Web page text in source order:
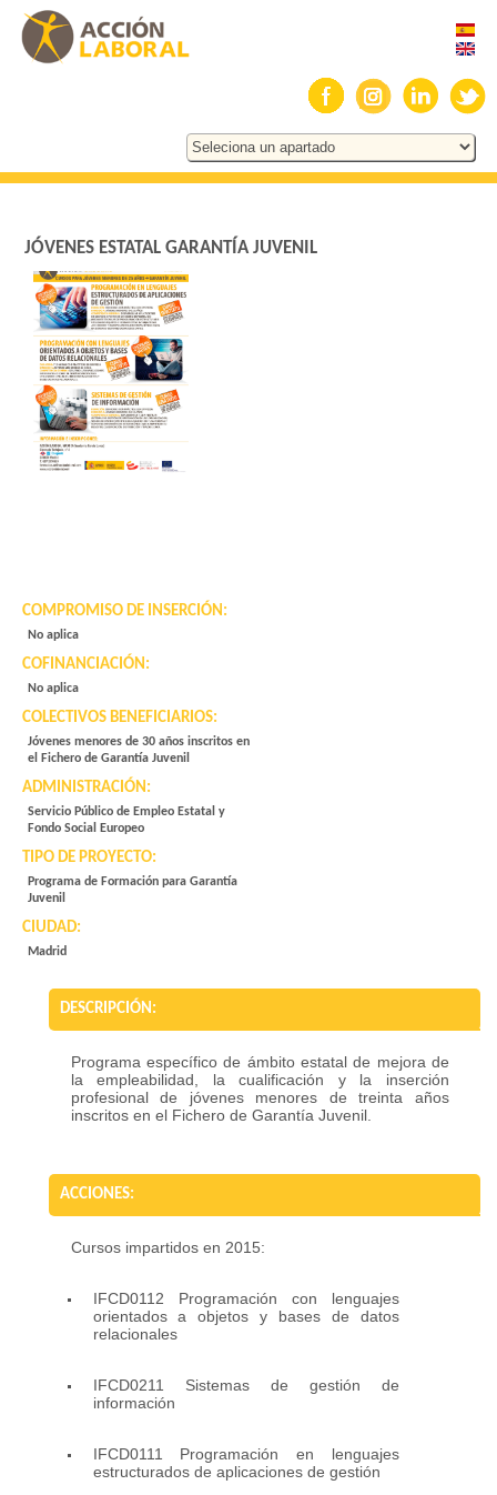
JÓVENES ESTATAL GARANTÍA JUVENIL
COMPROMISO DE INSERCIÓN:
No aplica
COFINANCIACIÓN:
No aplica
COLECTIVOS BENEFICIARIOS:
Jóvenes menores de 30 años inscritos en
el Fichero de Garantía Juvenil
ADMINISTRACIÓN:
Servicio Público de Empleo Estatal y
Fondo Social Europeo
TIPO DE PROYECTO:
Programa de Formación para Garantía
Juvenil
CIUDAD:
Madrid
DESCRIPCIÓN:
Programa específico de ámbito estatal de mejora de
la empleabilidad, la cualificación y la inserción
profesional de jóvenes menores de treinta años
inscritos en el Fichero de Garantía Juvenil.
ACCIONES:
Cursos impartidos en 2015:
IFCD0112 Programación con lenguajes
orientados a objetos y bases de datos
relacionales
IFCD0211 Sistemas de gestión de
información
IFCD0111 Programación en lenguajes
estructurados de aplicaciones de gestión